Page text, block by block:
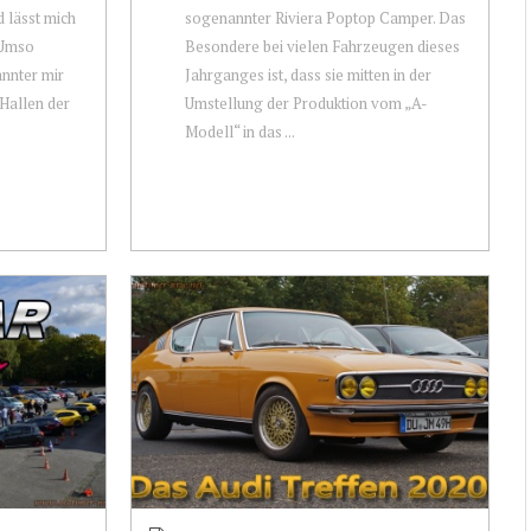
lässt mich
mir
der
sogenannter Riviera Poptop Camper. Das
Besondere bei vielen Fahrzeugen dieses
Jahrganges ist, dass sie mitten in der
Umstellung der Produktion vom „A-
Modell“ in das ...